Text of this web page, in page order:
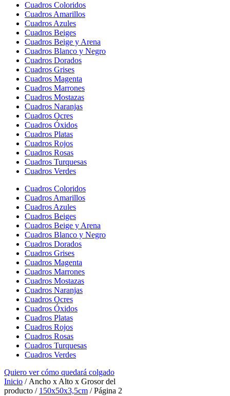
Cuadros Coloridos
Cuadros Amarillos
Cuadros Azules
Cuadros Beiges
Cuadros Beige y Arena
Cuadros Blanco y Negro
Cuadros Dorados
Cuadros Grises
Cuadros Magenta
Cuadros Marrones
Cuadros Mostazas
Cuadros Naranjas
Cuadros Ocres
Cuadros Óxidos
Cuadros Platas
Cuadros Rojos
Cuadros Rosas
Cuadros Turquesas
Cuadros Verdes
Cuadros Coloridos
Cuadros Amarillos
Cuadros Azules
Cuadros Beiges
Cuadros Beige y Arena
Cuadros Blanco y Negro
Cuadros Dorados
Cuadros Grises
Cuadros Magenta
Cuadros Marrones
Cuadros Mostazas
Cuadros Naranjas
Cuadros Ocres
Cuadros Óxidos
Cuadros Platas
Cuadros Rojos
Cuadros Rosas
Cuadros Turquesas
Cuadros Verdes
Quiero ver cómo quedará colgado
Inicio / Ancho x Alto x Grosor del
producto / 150x50x3,5cm / Página 2